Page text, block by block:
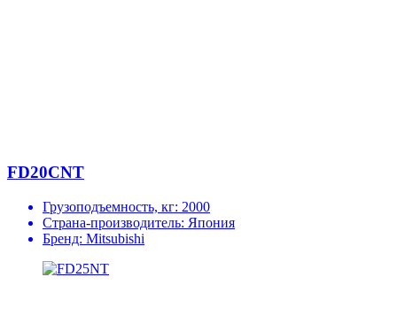
FD20CNT
Грузоподъемность, кг: 2000
Страна-производитель: Япония
Бренд: Mitsubishi